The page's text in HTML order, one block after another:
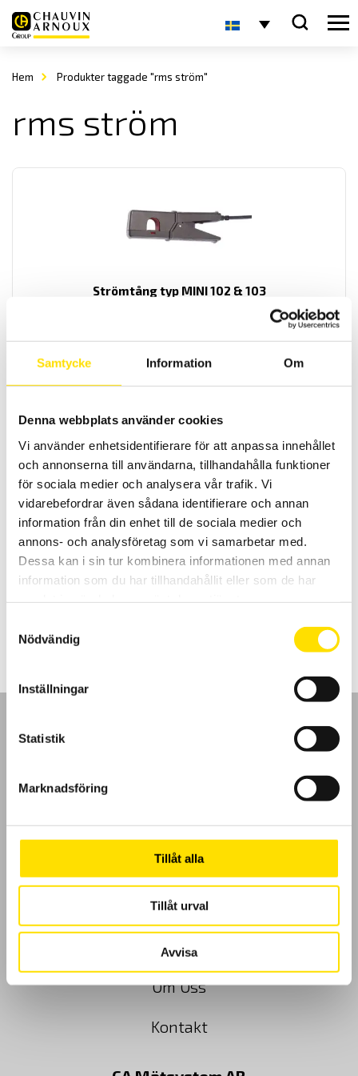
Samtycke Information Om
Denna webbplats använder cookies
Vi använder enhetsidentifierare för att anpassa innehållet
och annonserna till användarna, tillhandahålla funktioner
för sociala medier och analysera vår trafik. Vi
vidarebefordrar även sådana identifierare och annan
information från din enhet till de sociala medier och
annons- och analysföretag som vi samarbetar med.
Dessa kan i sin tur kombinera informationen med annan
information som du har tillhandahållit eller som de har
Nödvändig
Inställningar
Statistik
Marknadsföring
Tillåt alla
Tillåt urval
Avvisa
Hem Produkter taggade "rms ström"
rms ström
Strömtång typ MINI 102 & 103
MINI 102 & 103 är RMS växelströmstänger med mycket hög
noggrannhet och liten fasvridning för strömmar upp till 350 A AC.
2,790.00kr 2,995.00krPrisintervall:
2,790.00 kr
LÄS MER
Strömtänger för oscilloskop AC/DC med BNC
Strömtänger för lik- och växelströmsmätning med hög bandbredd
och mätosäkerhet samt BNC kontakt för inkoppling till oscilloskop
eller andra instrument med BNC-ingång.
Köpvillkor
Cookies
Klagomål
Kundundersökning
Om Oss
Kontakt